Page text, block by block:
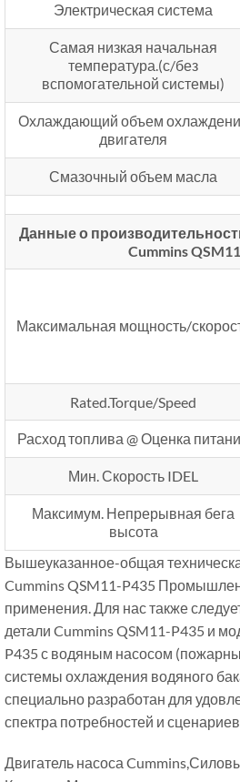
Электрическая система
Самая низкая начальная
температура.(с/без
вспомогательной системы)
Охлаждающий объем
двигателя
Смазочный объем масла
Данные о
Cummins
Максимальная мощность/
Rated.Torque/Speed
Расход топлива @ Оценка
Мин. Скорость IDEL
Максимум. Непрерывная бега
высота
Вышеуказанное-общая
Cummins QSM11-P435
применения. Для нас также
детали Cummins QSM11-P435 и
P435 с водяным насосом
системы охлаждения водяного
специально разработан для
спектра потребностей и
Двигатель насоса